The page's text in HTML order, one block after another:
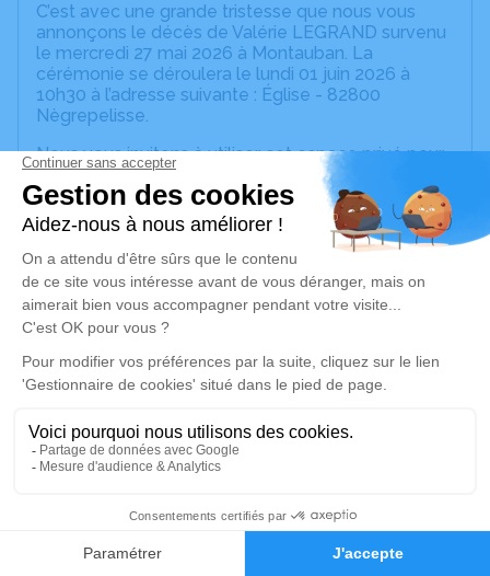
Faire-part Hommages
C’est avec une grande tristesse que nous vous
annonçons le décès de Valérie LEGRAND survenu
le mercredi 27 mai 2026 à Montauban. La
cérémonie se déroulera le lundi 01 juin 2026 à
10h30 à l’adresse suivante : Église - 82800
Nègrepelisse.
Nous vous invitons à utiliser cet espace privé pour
laisser vos condoléances, partager des photos
souvenirs, une anecdote ou exprimer vos pensées
à travers des poèmes ou des textes. Cet endroit
est un lieu d'expression dédié à honorer la
mémoire de Valérie LEGRAND.
Ses enfants, Virginie, Mickael, Angéla, vous
remercient par avance pour vos marques de
sympathie.
Je rends hommage
Cérémonie religieuse
Négrepelisse-Église de Nègrepelisse
82800 Nègrepelisse